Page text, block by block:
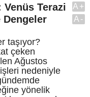
Terazi
Dengeler
taşıyor?
çeken
Ağustos
nedeniyle
yönelik
A+
A-